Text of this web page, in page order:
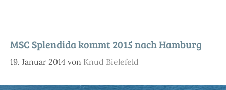
MSC Splendida kommt 2015 nach Hamburg
19. Januar 2014 von Knud Bielefeld